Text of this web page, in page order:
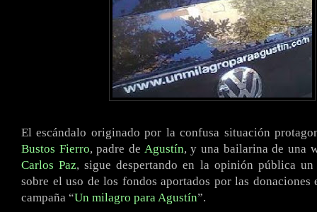
El escándalo originado por la confusa situación
Bustos Fierro, padre de Agustín, y una bailarina de una
Carlos Paz, sigue despertando en la opinión pública un
sobre el uso de los fondos aportados por las donaciones
campaña “Un milagro para Agustín”.